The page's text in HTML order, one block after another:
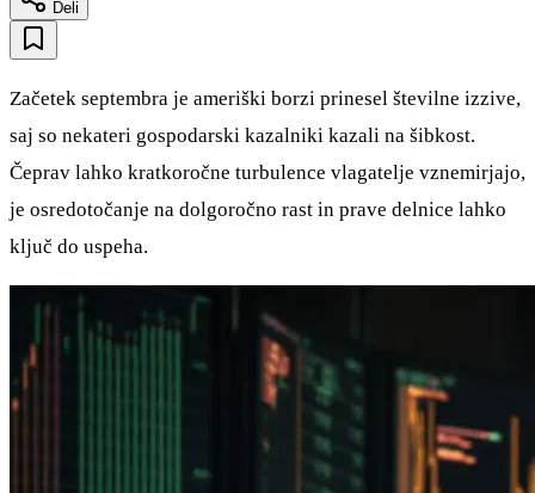
Deli
Začetek septembra je ameriški borzi prinesel številne izzive,
saj so nekateri gospodarski kazalniki kazali na šibkost.
Čeprav lahko kratkoročne turbulence vlagatelje vznemirjajo,
je osredotočanje na dolgoročno rast in prave delnice lahko
ključ do uspeha.